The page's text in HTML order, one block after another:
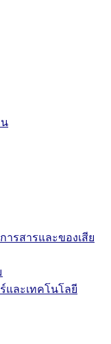
ารสารและของเสีย
และเทคโนโลยี